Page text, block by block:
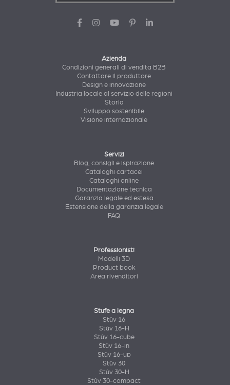
Azienda
Condizioni generali di vendita B2B
Contattare il produttore
Design e innovazione
Industria locale al servizio delle regioni
Storia
Sviluppo sostenibile
Visione internazionale
Servizi
Blog, consigli e ispirazione
Cataloghi cartacei
Cataloghi online
Documentazione tecnica
Garanzia legale ed estesa
Estensione della garanzia legale
FAQ
Professionisti
Modelli 3D
Product book
Area rivenditori
Stufe a legna
Stûv 16
Stûv 16-H
Stûv 16-cube
Stûv 16-in
Stûv 16-up
Stûv 30
Stûv 30-H
Stûv 30-compact